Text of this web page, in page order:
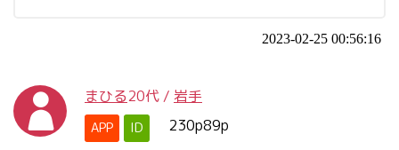
2023-02-25 00:56:16
まひる20代 / 岩手
APP ID 230p89p